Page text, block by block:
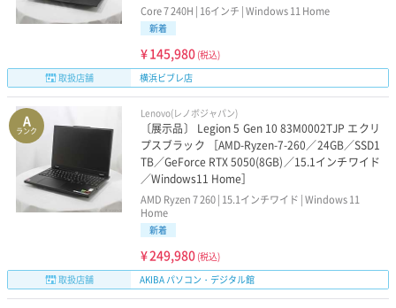
Core 7 240H | 16インチ | Windows 11 Home
新着
¥145,980 (税込)
取扱店舗
横浜ビブレ店
A
ランク
Lenovo(レノボジャパン)
〔展示品〕 Legion 5 Gen 10 83M0002TJP エクリ
プスブラック ［AMD-Ryzen-7-260／24GB／SSD1
TB／GeForce RTX 5050(8GB)／15.1インチワイド
／Windows11 Home］
AMD Ryzen 7 260 | 15.1インチワイド | Windows 11
Home
新着
¥249,980 (税込)
取扱店舗
AKIBA パソコン・デジタル館